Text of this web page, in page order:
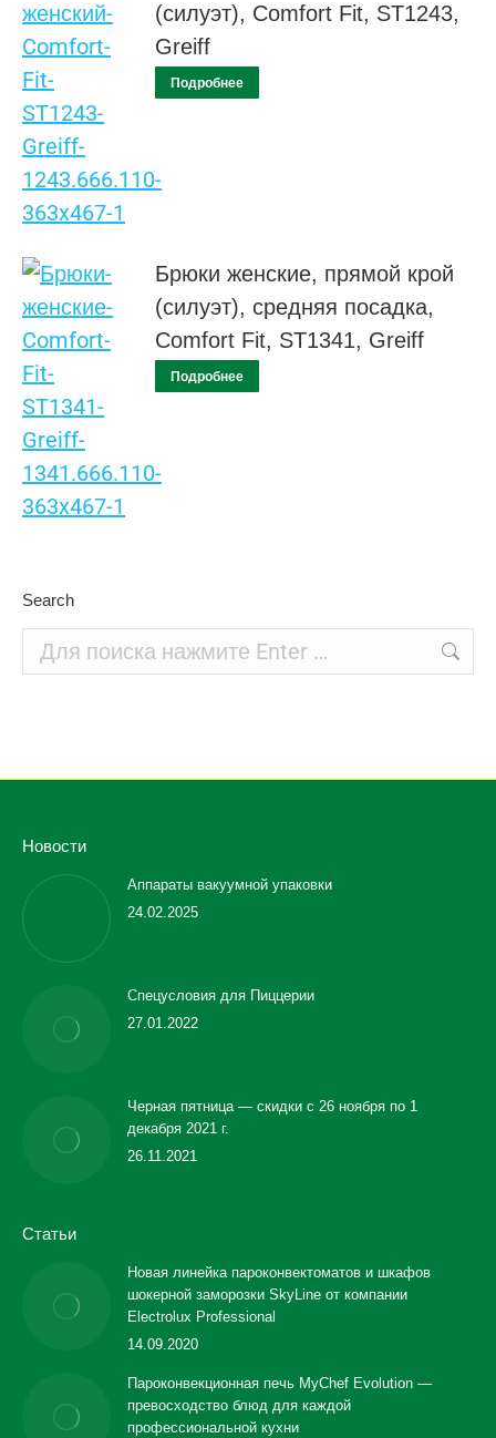
(силуэт), Comfort Fit, ST1243,
Greiff
Подробнее
Брюки женские, прямой крой
(силуэт), средняя посадка,
Comfort Fit, ST1341, Greiff
Подробнее
Search
Новости
Аппараты вакуумной упаковки
24.02.2025
Спецусловия для Пиццерии
27.01.2022
Черная пятница — скидки с 26 ноября по 1
декабря 2021 г.
26.11.2021
Статьи
Новая линейка пароконвектоматов и шкафов
шокерной заморозки SkyLine от компании
Electrolux Professional
14.09.2020
Пароконвекционная печь MyChef Evolution —
превосходство блюд для каждой
профессиональной кухни